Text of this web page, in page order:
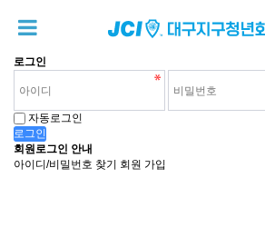
로그인
자동로그인
로그인
회원로그인 안내
아이디/비밀번호 찾기
회원 가입